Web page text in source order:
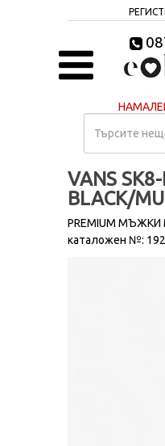
VANS
BLACK/
PREMIUM
каталожен №: